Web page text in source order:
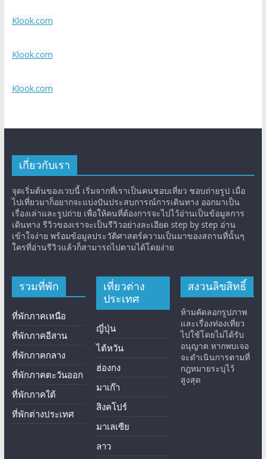
Klook.com
Klook.com
Klook.com
เกี่ยวกับเรา
จุดเริ่มต้นของเวบนี้ เริ่มจากที่เราเป็นคนชอบเที่ยว ชอบถ่ายรูป เมื่อ
ไปเที่ยวมาก็อยากจะแบ่งปันประสบการณ์การเดินทาง ออกมาเป็น
เรื่องเล่าและรูปถ่าย เพื่อให้คนที่ต้องการจะไปไว้อ่านเป็นข้อมูลการ
เดินทาง รีวิวของเราจะเป็นรีวิวอย่างละเอียด step by step อ่าน
เข้าใจง่าย พร้อมข้อมูลประวัติศาสตร์ความเป็นมาของสถานที่นั้นๆ
ใครที่อ่านรีวิวแล้วก็สามารถไปตามได้โดยง่าย
รวมที่พัก
ที่พักภาคเหนือ
ที่พักภาคอีสาน
ที่พักภาคกลาง
ที่พักภาคตะวันออก
ที่พักภาคใต้
ที่พักต่างประเทศ
เที่ยวต่าง
ประเทศ
ญี่ปุ่น
ไต้หวัน
ฮ่องกง
มาเก๊า
สิงคโปร์
มาเลเซีย
ลาว
สงวนลิขสิทธิ์
ห้ามคัดลอกรูปภาพ
และเรื่องท่องเที่ยว
ไปใช้โดยไม่ได้รับ
อนุญาต หากพบเจอ
จะดำเนินการตามที่
กฎหมายระบุไว้
สูงสุด